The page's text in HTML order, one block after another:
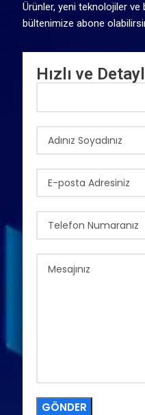
Ürünler, yeni teknolojiler
bültenimize abone
Hızlı ve